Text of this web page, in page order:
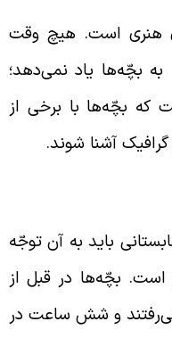
هنری است. هیچ وقت
بچّه‌ها یاد نمی‌دهد؛
بچّه‌ها با برخی از
آشنا شوند.
باید به آن توجّه
بچّه‌ها در قبل از
و شش ساعت در